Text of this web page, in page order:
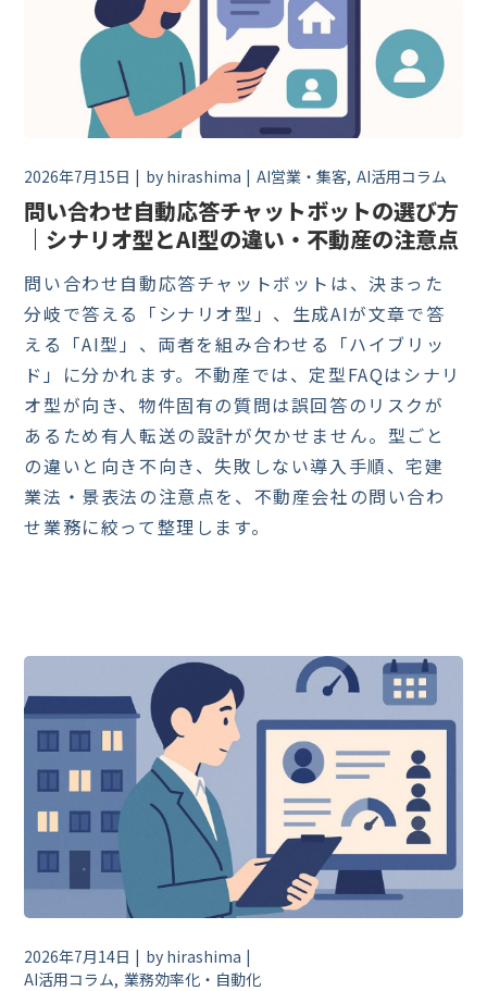
2026年7月15日 by hirashima AI営業・集客 AI活用コラム
問い合わせ自動応答チャットボットの選び方
｜シナリオ型とAI型の違い・不動産の注意点
問い合わせ自動応答チャットボットは、決まった
分岐で答える「シナリオ型」、生成AIが文章で答
える「AI型」、両者を組み合わせる「ハイブリッ
ド」に分かれます。不動産では、定型FAQはシナリ
オ型が向き、物件固有の質問は誤回答のリスクが
あるため有人転送の設計が欠かせません。型ごと
の違いと向き不向き、失敗しない導入手順、宅建
業法・景表法の注意点を、不動産会社の問い合わ
せ業務に絞って整理します。
2026年7月14日 by hirashima
AI活用コラム 業務効率化・自動化